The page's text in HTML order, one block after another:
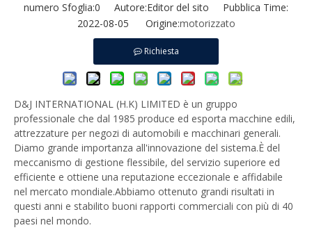
numero Sfoglia:0 Autore:Editor del sito Pubblica Time:
2022-08-05 Origine:motorizzato
Richiesta
D&J INTERNATIONAL (H.K) LIMITED è un gruppo
professionale che dal 1985 produce ed esporta macchine edili,
attrezzature per negozi di automobili e macchinari generali.
Diamo grande importanza all'innovazione del sistema.È del
meccanismo di gestione flessibile, del servizio superiore ed
efficiente e ottiene una reputazione eccezionale e affidabile
nel mercato mondiale.Abbiamo ottenuto grandi risultati in
questi anni e stabilito buoni rapporti commerciali con più di 40
paesi nel mondo.